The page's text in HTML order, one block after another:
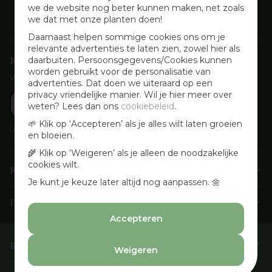
we de website nog beter kunnen maken, net zoals
we dat met onze planten doen!
Daarnaast helpen sommige cookies ons om je
relevante advertenties te laten zien, zowel hier als
daarbuiten. Persoonsgegevens/Cookies kunnen
worden gebruikt voor de personalisatie van
advertenties. Dat doen we uiteraard op een
privacy vriendelijke manier. Wil je hier meer over
weten? Lees dan ons cookiebeleid.
🌱 Klik op ‘Accepteren’ als je alles wilt laten groeien
en bloeien.
🌾 Klik op ‘Weigeren’ als je alleen de noodzakelijke
cookies wilt.
Je kunt je keuze later altijd nog aanpassen. 🌼
Accepteren
Weigeren
Nieuwsbrief aanmelden
Voor wekelijkse aanbiedingen, activiteiten en inspirerende tips
Lees onzePrivacyverklaring
Klantenservice
Info & openingstijden